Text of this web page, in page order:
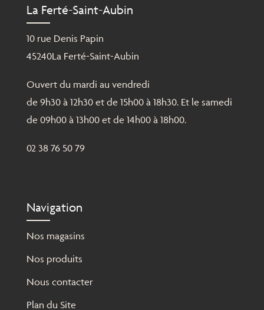
La Ferté-Saint-Aubin
10 rue Denis Papin
45240La Ferté-Saint-Aubin
Ouvert du mardi au vendredi
de 9h30 à 12h30 et de 15h00 à 18h30. Et le samedi
de 09h00 à 13h00 et de 14h00 à 18h00.
02 38 76 50 79
Navigation
Nos magasins
Nos produits
Nous contacter
Plan du Site